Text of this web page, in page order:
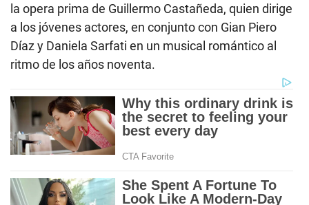
la opera prima de Guillermo Castañeda, quien dirige
a los jóvenes actores, en conjunto con Gian Piero
Díaz y Daniela Sarfati en un musical romántico al
ritmo de los años noventa.